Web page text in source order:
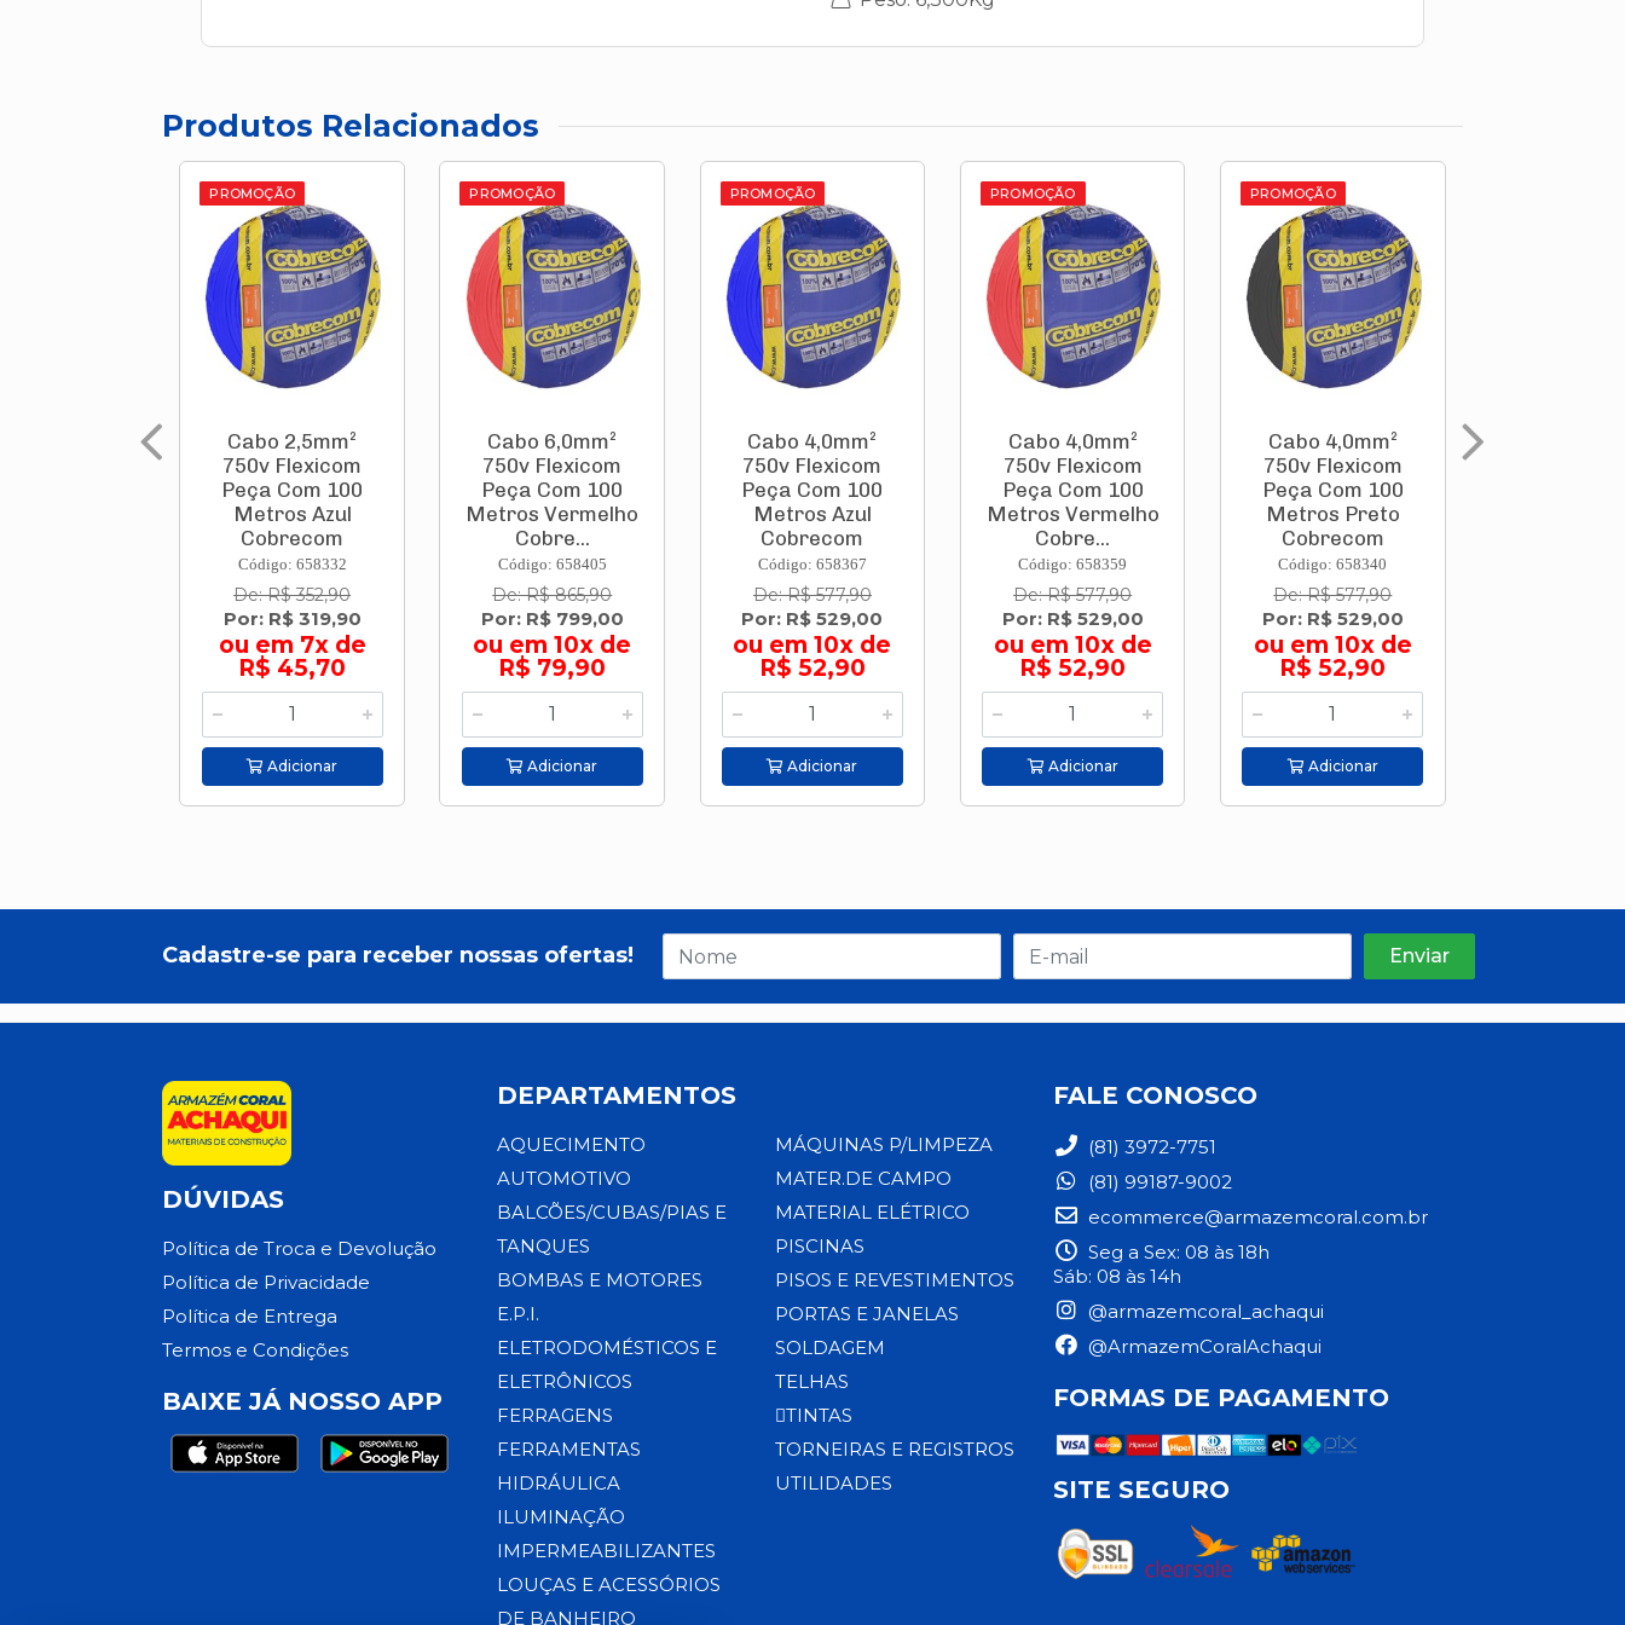
Produtos Relacionados
PROMOÇÃO
Cabo 2,5mm²
750v Flexicom
Peça Com 100
Metros Azul
Cobrecom
Código: 658332
De: R$ 352,90
Por: R$ 319,90
ou em 7x de
R$ 45,70
Adicionar
PROMOÇÃO
Cabo 6,0mm²
750v Flexicom
Peça Com 100
Metros Vermelho
Cobre...
Código: 658405
De: R$ 865,90
Por: R$ 799,00
ou em 10x de
R$ 79,90
Adicionar
PROMOÇÃO
Cabo 4,0mm²
750v Flexicom
Peça Com 100
Metros Azul
Cobrecom
Código: 658367
De: R$ 577,90
Por: R$ 529,00
ou em 10x de
R$ 52,90
Adicionar
PROMOÇÃO
Cabo 4,0mm²
750v Flexicom
Peça Com 100
Metros Vermelho
Cobre...
Código: 658359
De: R$ 577,90
Por: R$ 529,00
ou em 10x de
R$ 52,90
Adicionar
PROMOÇÃO
Cabo 4,0mm²
750v Flexicom
Peça Com 100
Metros Preto
Cobrecom
Código: 658340
De: R$ 577,90
Por: R$ 529,00
ou em 10x de
R$ 52,90
Adicionar
Cadastre-se para receber nossas ofertas!
DÚVIDAS
Política de Troca e Devolução
Política de Privacidade
Política de Entrega
Termos e Condições
BAIXE JÁ NOSSO APP
DEPARTAMENTOS
AQUECIMENTO
AUTOMOTIVO
BALCÕES/CUBAS/PIAS E
TANQUES
BOMBAS E MOTORES
E.P.I.
ELETRODOMÉSTICOS E
ELETRÔNICOS
FERRAGENS
FERRAMENTAS
HIDRÁULICA
ILUMINAÇÃO
IMPERMEABILIZANTES
LOUÇAS E ACESSÓRIOS
DE BANHEIRO
MÁQUINAS P/LIMPEZA
MATER.DE CAMPO
MATERIAL ELÉTRICO
PISCINAS
PISOS E REVESTIMENTOS
PORTAS E JANELAS
SOLDAGEM
TELHAS
TINTAS
TORNEIRAS E REGISTROS
UTILIDADES
FALE CONOSCO
(81) 3972-7751
(81) 99187-9002
ecommerce@armazemcoral.com.br
Seg a Sex: 08 às 18h
Sáb: 08 às 14h
@armazemcoral_achaqui
@ArmazemCoralAchaqui
FORMAS DE PAGAMENTO
SITE SEGURO